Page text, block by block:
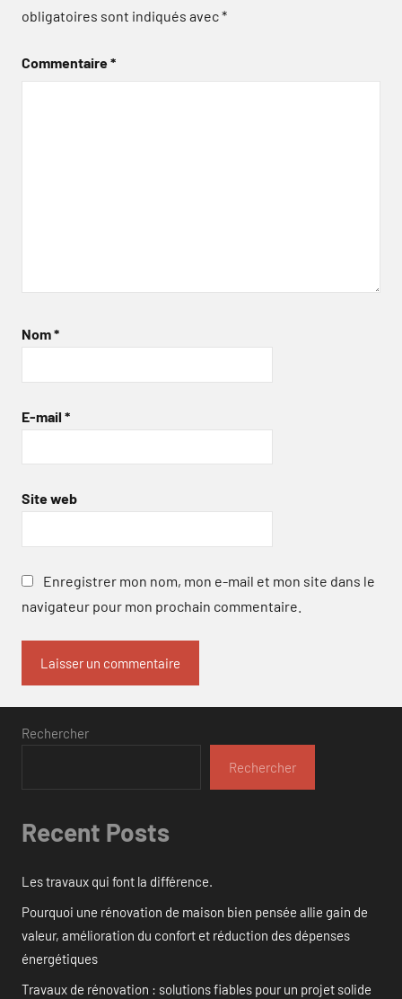
obligatoires sont indiqués avec*
Commentaire*
Nom*
E-mail *
Site web
Enregistrer mon nom, mon e-mail et mon site dans le
navigateur pour mon prochain commentaire.
Rechercher
Rechercher
Recent Posts
Les travaux qui font la différence.
Pourquoi une rénovation de maison bien pensée allie gain de
valeur, amélioration du confort et réduction des dépenses
énergétiques
Travaux de rénovation : solutions fiables pour un projet solide